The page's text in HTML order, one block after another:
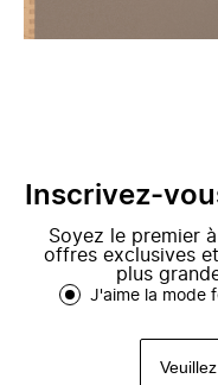
Inscrivez-
Soyez le premier
offres exclusives
plus
J'aime la mode